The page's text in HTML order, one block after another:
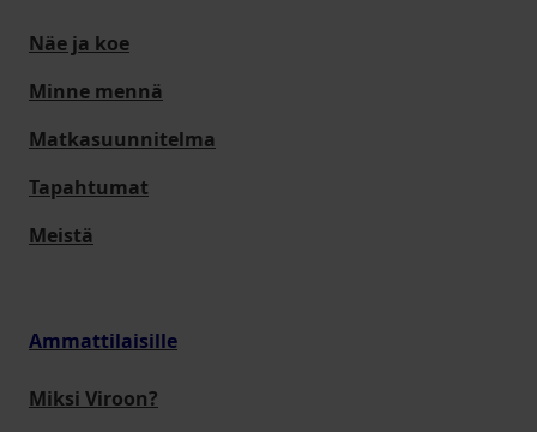
Näe ja koe
Minne mennä
Matkasuunnitelma
Tapahtumat
Meistä
Ammattilaisille
Miksi Viroon?